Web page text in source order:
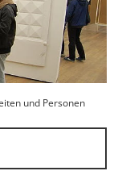
und Personen